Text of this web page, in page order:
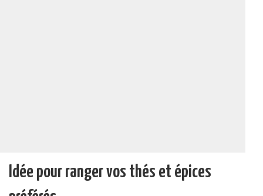
Idée pour ranger vos thés et épices